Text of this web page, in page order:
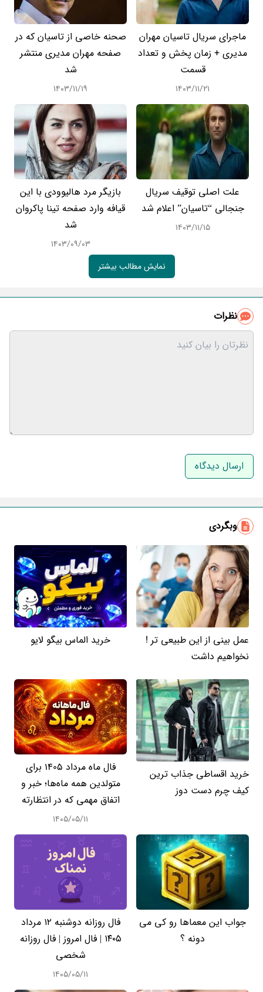
ماجرای سریال تاسیان مهران
مدیری + زمان پخش و تعداد
قسمت
۱۴۰۳/۱۱/۲۱
صحنه خاصی از تاسیان که در
صفحه مهران مدیری منتشر
شد
۱۴۰۳/۱۱/۱۹
علت اصلی توقیف سریال
جنجالی “تاسیان” اعلام شد
۱۴۰۳/۱۱/۱۵
بازیگر مرد هالیوودی با این
قیافه وارد صفحه تینا پاکروان
شد
۱۴۰۳/۰۹/۰۳
نمایش مطالب بیشتر
نظرات
نام و نام خانوادگی
وبگردی
عمل بینی از این طبیعی تر !
نخواهیم داشت
خرید الماس بیگو لایو
خرید اقساطی جذاب ترین
کیف چرم دست دوز
فال ماه مرداد 1405 برای
متولدین همه ماه‌ها؛ خبر و
اتفاق مهمی که در انتظارته
۱۴۰۵/۰۵/۱۱
جواب این معماها رو کی می
دونه ؟
فال روزانه دوشنبه ۱۲ مرداد
۱۴۰۵ | فال امروز | فال روزانه
شخصی
۱۴۰۵/۰۵/۱۱